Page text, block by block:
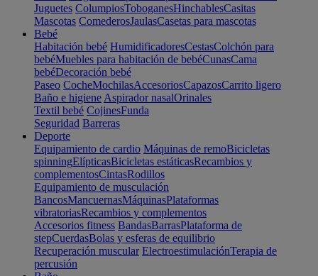
Juguetes ColumpiosToboganesHinchablesCasitas
Mascotas ComederosJaulasCasetas para mascotas
Bebé
Habitación bebé HumidificadoresCestasColchón para
bebéMuebles para habitación de bebéCunasCama
bebéDecoración bebé
Paseo CocheMochilasAccesoriosCapazosCarrito ligero
Baño e higiene Aspirador nasalOrinales
Textil bebé CojinesFunda
Seguridad Barreras
Deporte
Equipamiento de cardio Máquinas de remoBicicletas
spinningElípticasBicicletas estáticasRecambios y
complementosCintasRodillos
Equipamiento de musculación
BancosMancuernasMáquinasPlataformas
vibratoriasRecambios y complementos
Accesorios fitness BandasBarrasPlataforma de
stepCuerdasBolas y esferas de equilibrio
Recuperación muscular ElectroestimulaciónTerapia de
percusión